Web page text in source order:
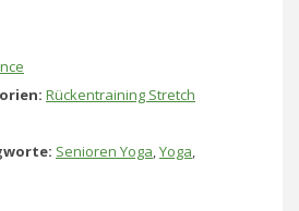
Rückentraining Stretch
Senioren Yoga,Yoga,